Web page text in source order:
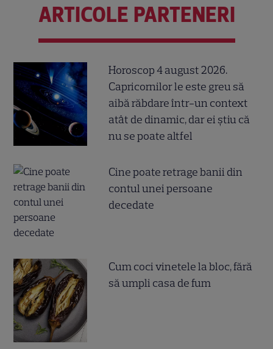
ARTICOLE PARTENERI
Horoscop 4 august 2026.
Capricornilor le este greu să
aibă răbdare într-un context
atât de dinamic, dar ei știu că
nu se poate altfel
Cine poate retrage banii din
contul unei persoane
decedate
Cum coci vinetele la bloc, fără
să umpli casa de fum